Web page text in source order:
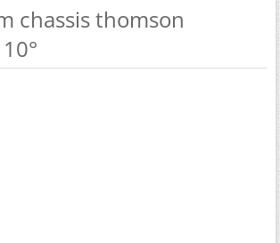
chassis thomson